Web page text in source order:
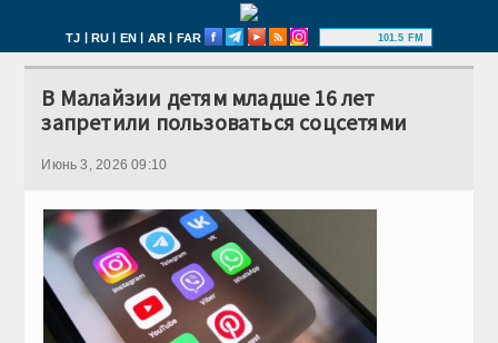
TJ | RU | EN | AR | FAR 101.5 FM
В Малайзии детям младше 16 лет
запретили пользоваться соцсетями
Июнь 3, 2026 09:10